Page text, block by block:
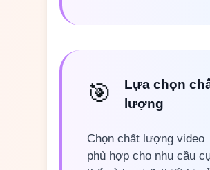
🎯
Lựa chọn
lượng
Chọn chất lượng video
phù hợp cho nhu cầu